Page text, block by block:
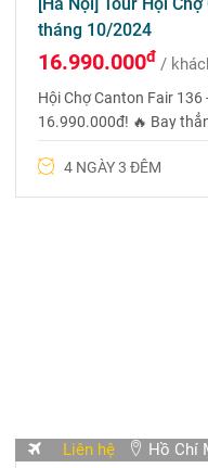
tháng 10/2024
16.990.000đ /
Hội Chợ Canton Fair
16.990.000đ! 🔥 Bay
4 NGÀY 3 ĐÊM
Liên hệ Hồ Chí